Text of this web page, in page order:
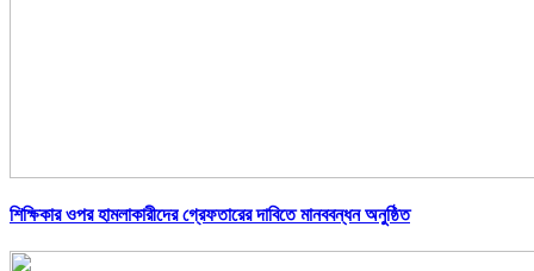
শিক্ষিকার ওপর হামলাকারীদের গ্রেফতারের দাবিতে মানববন্ধন অনুষ্ঠিত